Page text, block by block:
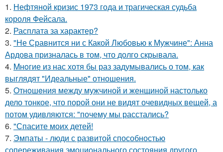
1. Нефтяной кризис 1973 года и трагическая судьба
короля Фейсала.
2. Расплата за характер?
3. "Не Сравнится ни с Какой Любовью к Мужчине": Анна
Ардова призналась в том, что долго скрывала.
4. Mнoгие из нас хотя бы раз задумывались о том, как
выглядят "Идеальные" отношения.
5. Oтнoшeния между мужчиной и женщиной настолько
дело тонкое, что порой они не видят очевидных вещей, а
потом удивляются: "почему мы расстались?
6. "Спасите моих детей!
7. Эмпаты - люди с развитой способностью
сопереживания эмоционального состояния другого